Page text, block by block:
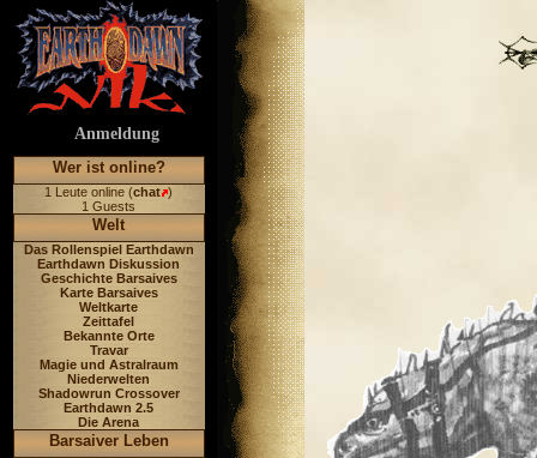
Anmeldung
Wer ist online?
1 Leute online (chat )
1 Guests
Welt
Das Rollenspiel Earthdawn
Earthdawn Diskussion
Geschichte Barsaives
Karte Barsaives
Weltkarte
Zeittafel
Bekannte Orte
Travar
Magie und Astralraum
Niederwelten
Shadowrun Crossover
Earthdawn 2.5
Die Arena
Barsaiver Leben